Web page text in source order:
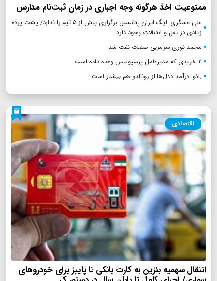
ممنوعیت اخذ هرگونه وجه اجباری در زمان ثبت‌نام مدارس
علی عسگری: لیگ ایران پتانسیل برگزاری بیش از ۵ تیم را ندارد/ پشت پرده
زیادی در نقل و انتقالات وجود دارد
محمد نوری سرمربی صنعت نفت شد
۲ خریدی که مدیرعامل پرسپولیس وعده داده است
بائو: درآمد دلال‌ها از رونالدو هم بیشتر است
اقتصادی
انتقال سهمیه بنزین به کارت بانکی تا پاییز برای خودروهای